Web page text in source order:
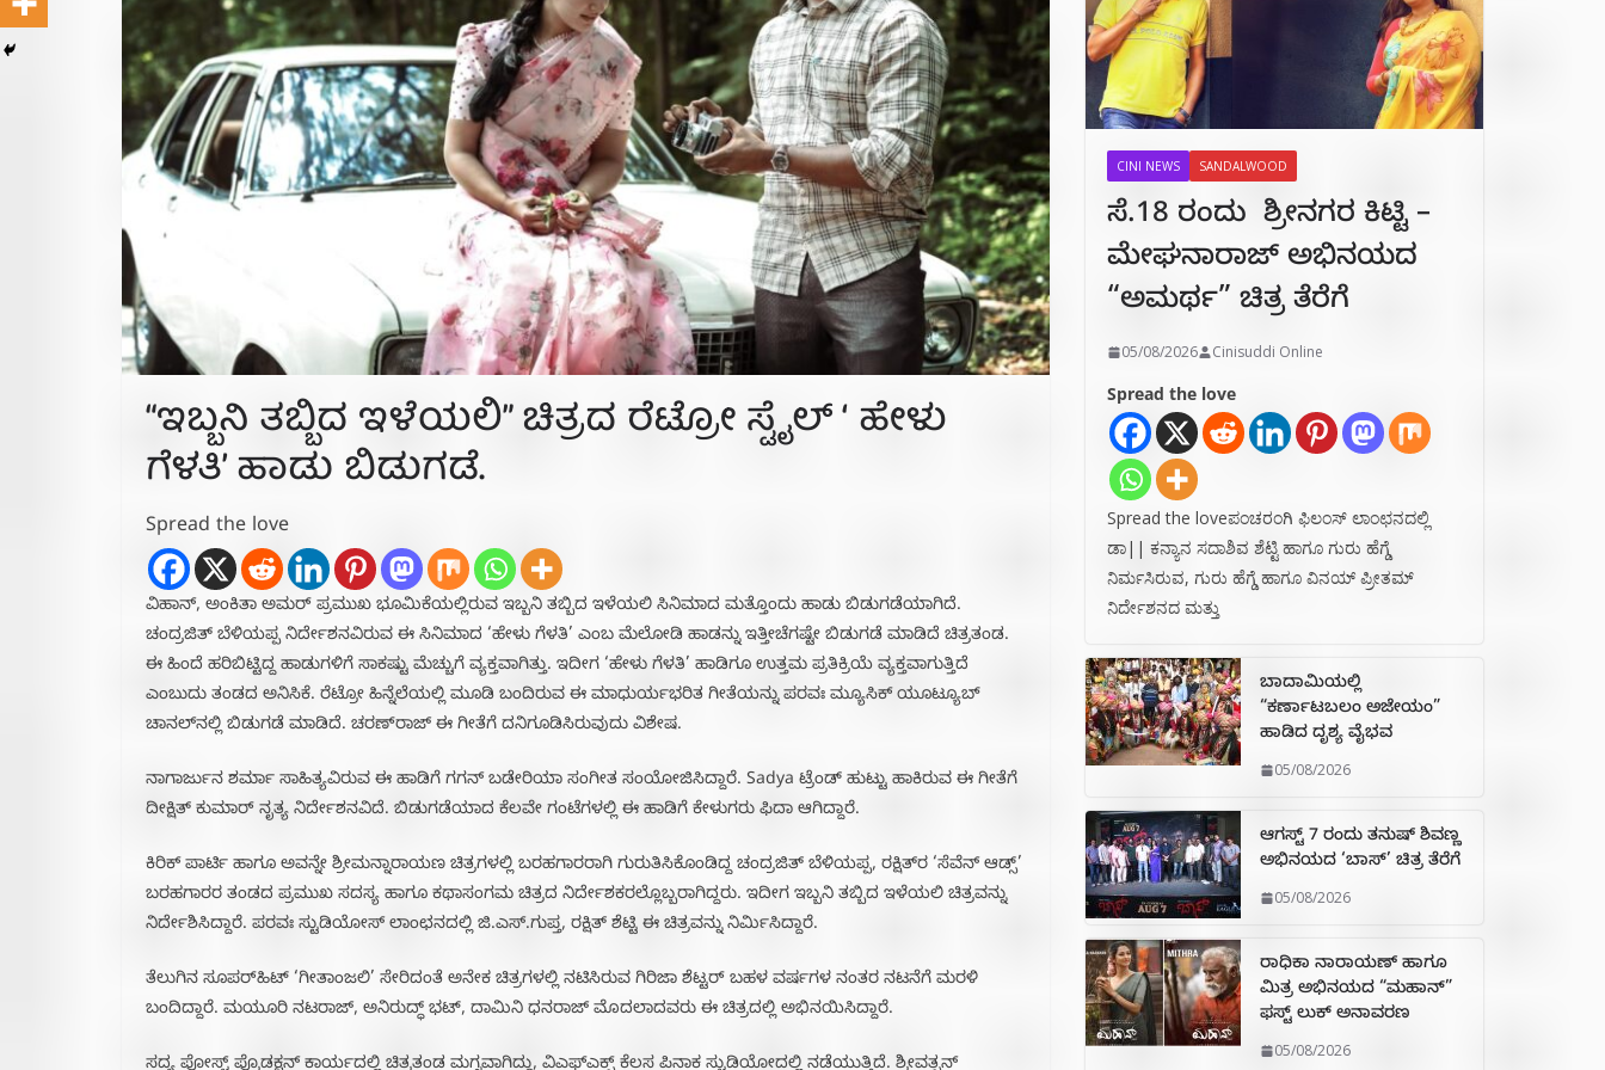
“ಇಬ್ಬನಿ ತಬ್ಬಿದ ಇಳೆಯಲಿ” ಚಿತ್ರದ ರೆಟ್ರೋ ಸ್ಟೈಲ್ ‘ ಹೇಳು
ಗೆಳತಿ’ ಹಾಡು ಬಿಡುಗಡೆ.
Spread the love
ವಿಹಾನ್, ಅಂಕಿತಾ ಅಮರ್ ಪ್ರಮುಖ ಭೂಮಿಕೆಯಲ್ಲಿರುವ ಇಬ್ಬನಿ ತಬ್ಬಿದ ಇಳೆಯಲಿ ಸಿನಿಮಾದ ಮತ್ತೊಂದು ಹಾಡು ಬಿಡುಗಡೆಯಾಗಿದೆ.
ಚಂದ್ರಜಿತ್ ಬೆಳಿಯಪ್ಪ ನಿರ್ದೇಶನವಿರುವ ಈ ಸಿನಿಮಾದ ‘ಹೇಳು ಗೆಳತಿ’ ಎಂಬ ಮೆಲೋಡಿ ಹಾಡನ್ನು ಇತ್ತೀಚೆಗಷ್ಟೇ ಬಿಡುಗಡೆ ಮಾಡಿದೆ ಚಿತ್ರತಂಡ.
ಈ ಹಿಂದೆ ಹರಿಬಿಟ್ಟಿದ್ದ ಹಾಡುಗಳಿಗೆ ಸಾಕಷ್ಟು ಮೆಚ್ಚುಗೆ ವ್ಯಕ್ತವಾಗಿತ್ತು. ಇದೀಗ ‘ಹೇಳು ಗೆಳತಿ’ ಹಾಡಿಗೂ ಉತ್ತಮ ಪ್ರತಿಕ್ರಿಯೆ ವ್ಯಕ್ತವಾಗುತ್ತಿದೆ
ಎಂಬುದು ತಂಡದ ಅನಿಸಿಕೆ. ರೆಟ್ರೋ ಹಿನ್ನೆಲೆಯಲ್ಲಿ ಮೂಡಿ ಬಂದಿರುವ ಈ ಮಾಧುರ್ಯಭರಿತ ಗೀತೆಯನ್ನು ಪರವಃ ಮ್ಯೂಸಿಕ್ ಯೂಟ್ಯೂಬ್
ಚಾನಲ್‌ನಲ್ಲಿ ಬಿಡುಗಡೆ ಮಾಡಿದೆ. ಚರಣ್‌ರಾಜ್ ಈ ಗೀತೆಗೆ ದನಿಗೂಡಿಸಿರುವುದು ವಿಶೇಷ.
ನಾಗಾರ್ಜುನ ಶರ್ಮಾ ಸಾಹಿತ್ಯವಿರುವ ಈ ಹಾಡಿಗೆ ಗಗನ್ ಬಡೇರಿಯಾ ಸಂಗೀತ ಸಂಯೋಜಿಸಿದ್ದಾರೆ. Sadya ಟ್ರೆಂಡ್ ಹುಟ್ಟು ಹಾಕಿರುವ ಈ ಗೀತೆಗೆ
ದೀಕ್ಷಿತ್ ಕುಮಾರ್ ನೃತ್ಯ ನಿರ್ದೇಶನವಿದೆ. ಬಿಡುಗಡೆಯಾದ ಕೆಲವೇ ಗಂಟೆಗಳಲ್ಲಿ ಈ ಹಾಡಿಗೆ ಕೇಳುಗರು ಫಿದಾ ಆಗಿದ್ದಾರೆ.
ಕಿರಿಕ್ ಪಾರ್ಟಿ ಹಾಗೂ ಅವನ್ನೇ ಶ್ರೀಮನ್ನಾರಾಯಣ ಚಿತ್ರಗಳಲ್ಲಿ ಬರಹಗಾರರಾಗಿ ಗುರುತಿಸಿಕೊಂಡಿದ್ದ ಚಂದ್ರಜಿತ್ ಬೆಳಿಯಪ್ಪ, ರಕ್ಷಿತ್‌ರ ‘ಸೆವೆನ್ ಆಡ್ಸ್’
ಬರಹಗಾರರ ತಂಡದ ಪ್ರಮುಖ ಸದಸ್ಯ ಹಾಗೂ ಕಥಾಸಂಗಮ ಚಿತ್ರದ ನಿರ್ದೇಶಕರಲ್ಲೊಬ್ಬರಾಗಿದ್ದರು. ಇದೀಗ ಇಬ್ಬನಿ ತಬ್ಬಿದ ಇಳೆಯಲಿ ಚಿತ್ರವನ್ನು
ನಿರ್ದೇಶಿಸಿದ್ದಾರೆ. ಪರವಃ ಸ್ಟುಡಿಯೋಸ್ ಲಾಂಛನದಲ್ಲಿ ಜಿ.ಎಸ್.ಗುಪ್ತ, ರಕ್ಷಿತ್ ಶೆಟ್ಟಿ ಈ ಚಿತ್ರವನ್ನು ನಿರ್ಮಿಸಿದ್ದಾರೆ.
ತೆಲುಗಿನ ಸೂಪರ್‌ಹಿಟ್ ‘ಗೀತಾಂಜಲಿ’ ಸೇರಿದಂತೆ ಅನೇಕ ಚಿತ್ರಗಳಲ್ಲಿ ನಟಿಸಿರುವ ಗಿರಿಜಾ ಶೆಟ್ಟರ್ ಬಹಳ ವರ್ಷಗಳ ನಂತರ ನಟನೆಗೆ ಮರಳಿ
ಬಂದಿದ್ದಾರೆ. ಮಯೂರಿ ನಟರಾಜ್, ಅನಿರುದ್ಧ್ ಭಟ್, ದಾಮಿನಿ ಧನರಾಜ್ ಮೊದಲಾದವರು ಈ ಚಿತ್ರದಲ್ಲಿ ಅಭಿನಯಿಸಿದ್ದಾರೆ.
CINI NEWS SANDALWOOD
ಸೆ.18 ರಂದು ಶ್ರೀನಗರ ಕಿಟ್ಟಿ –
ಮೇಘನಾರಾಜ್ ಅಭಿನಯದ
“ಅಮರ್ಥ” ಚಿತ್ರ ತೆರೆಗೆ
05/08/2026 Cinisuddi Online
Spread the love
Spread the loveಪಂಚರಂಗಿ ಫಿಲಂಸ್ ಲಾಂಛನದಲ್ಲಿ
ಡಾ|| ಕನ್ಯಾನ ಸದಾಶಿವ ಶೆಟ್ಟಿ ಹಾಗೂ ಗುರು ಹೆಗ್ಡೆ
ನಿರ್ಮಸಿರುವ, ಗುರು ಹೆಗ್ಡೆ ಹಾಗೂ ವಿನಯ್ ಪ್ರೀತಮ್
ನಿರ್ದೇಶನದ ಮತ್ತು
ಬಾದಾಮಿಯಲ್ಲಿ
“ಕರ್ಣಾಟಬಲಂ ಅಜೇಯಂ”
ಹಾಡಿದ ದೃಶ್ಯ ವೈಭವ
05/08/2026
ಆಗಸ್ಟ್ 7 ರಂದು ತನುಷ್ ಶಿವಣ್ಣ
ಅಭಿನಯದ ‘ಬಾಸ್’ ಚಿತ್ರ ತೆರೆಗೆ
05/08/2026
ರಾಧಿಕಾ ನಾರಾಯಣ್ ಹಾಗೂ
ಮಿತ್ರ ಅಭಿನಯದ “ಮಹಾನ್”
ಫಸ್ಟ್ ಲುಕ್ ಅನಾವರಣ
05/08/2026